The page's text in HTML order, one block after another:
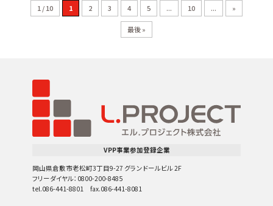
1 / 10 1 2 3 4 5 ... 10 ... »
最後 »
VPP事業参加登録企業
岡山県倉敷市老松町3丁目9-27 グランドールビル 2F
フリーダイヤル：0800-200-8485
tel.086-441-8801 fax.086-441-8081